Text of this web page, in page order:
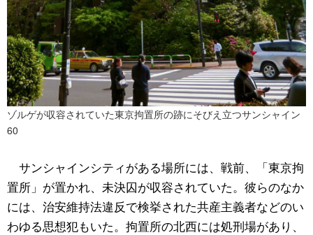
ゾルゲが収容されていた東京拘置所の跡にそびえ立つサンシャイン
60
サンシャインシティがある場所には、戦前、「東京拘
置所」が置かれ、未決囚が収容されていた。彼らのなか
には、治安維持法違反で検挙された共産主義者などのい
わゆる思想犯もいた。拘置所の北西には処刑場があり、